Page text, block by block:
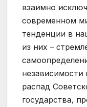
взаимно
современном
тенденции в
из них –
независимости
распад
государства,